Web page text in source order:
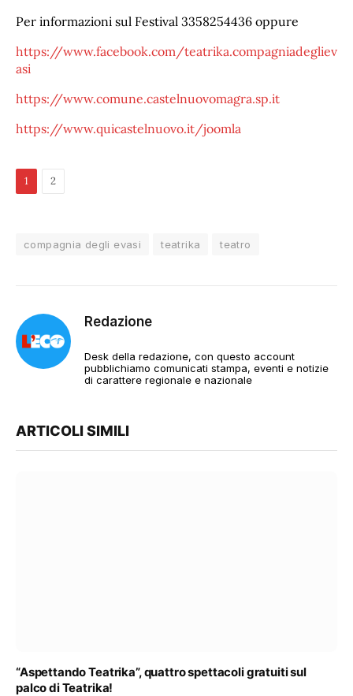
Per informazioni sul Festival 3358254436 oppure
https://www.facebook.com/teatrika.compagniadegliev
asi
https://www.comune.castelnuovomagra.sp.it
https://www.quicastelnuovo.it/joomla
1 2
compagnia degli evasi teatrika teatro
Redazione
Desk della redazione, con questo account
pubblichiamo comunicati stampa, eventi e notizie
di carattere regionale e nazionale
ARTICOLI SIMILI
“Aspettando Teatrika”, quattro spettacoli gratuiti sul
palco di Teatrika!